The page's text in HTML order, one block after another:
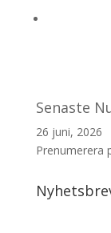
Senaste
26 juni, 2026
Prenumerera